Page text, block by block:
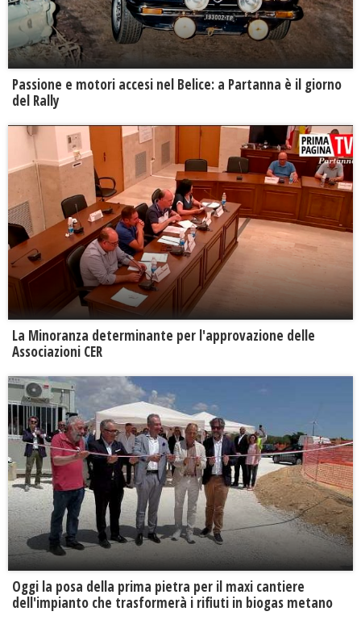
Passione e motori accesi nel Belice: a Partanna è il giorno
del Rally
La Minoranza determinante per l'approvazione delle
Associazioni CER
Oggi la posa della prima pietra per il maxi cantiere
dell'impianto che trasformerà i rifiuti in biogas metano